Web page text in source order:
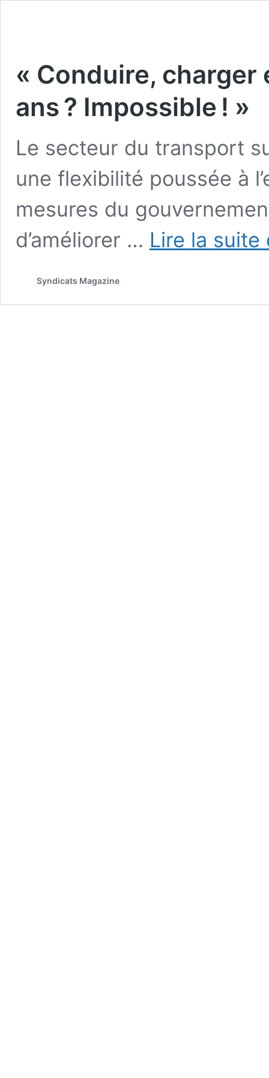
« Conduire, charger
ans ? Impossible ! »
Le secteur du transport
une flexibilité poussée à
mesures du
d’améliorer … Lire la suite
Syndicats Magazine